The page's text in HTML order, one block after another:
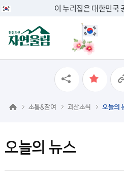
이 누리집은 대한민국
오늘의 뉴스
소통&참여 괴산소식 오늘의